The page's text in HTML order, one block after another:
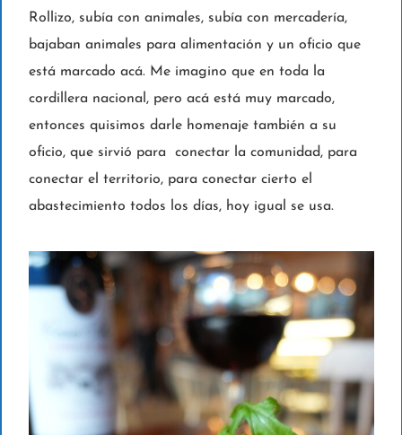
Rollizo, subía con animales, subía con mercadería,
bajaban animales para alimentación y un oficio que
está marcado acá. Me imagino que en toda la
cordillera nacional, pero acá está muy marcado,
entonces quisimos darle homenaje también a su
oficio, que sirvió para conectar la comunidad, para
conectar el territorio, para conectar cierto el
abastecimiento todos los días, hoy igual se usa.